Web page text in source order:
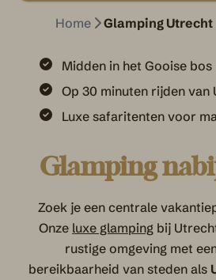
Home Glamping Utrecht
Midden in het Gooise bos
Op 30 minuten rijden van
Luxe safaritenten voor
Glamping
Zoek je een centrale
Onze luxe glamping bij
rustige omgeving met
bereikbaarheid van steden als